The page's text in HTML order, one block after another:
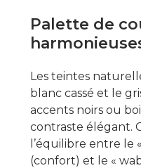
Palette de
Les teintes
blanc cassé et le
accents noirs ou
contraste élégant.
l’équilibre entre le
(confort) et le «